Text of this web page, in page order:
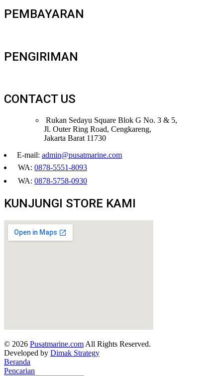
PEMBAYARAN
PENGIRIMAN
CONTACT US
Rukan Sedayu Square Blok G No. 3 & 5,
Jl. Outer Ring Road, Cengkareng,
Jakarta Barat 11730
E-mail: admin@pusatmarine.com
WA: 0878-5551-8093
WA: 0878-5758-0930
KUNJUNGI STORE KAMI
© 2026 Pusatmarine.com All Rights Reserved.
Developed by Dimak Strategy
Beranda
Pencarian